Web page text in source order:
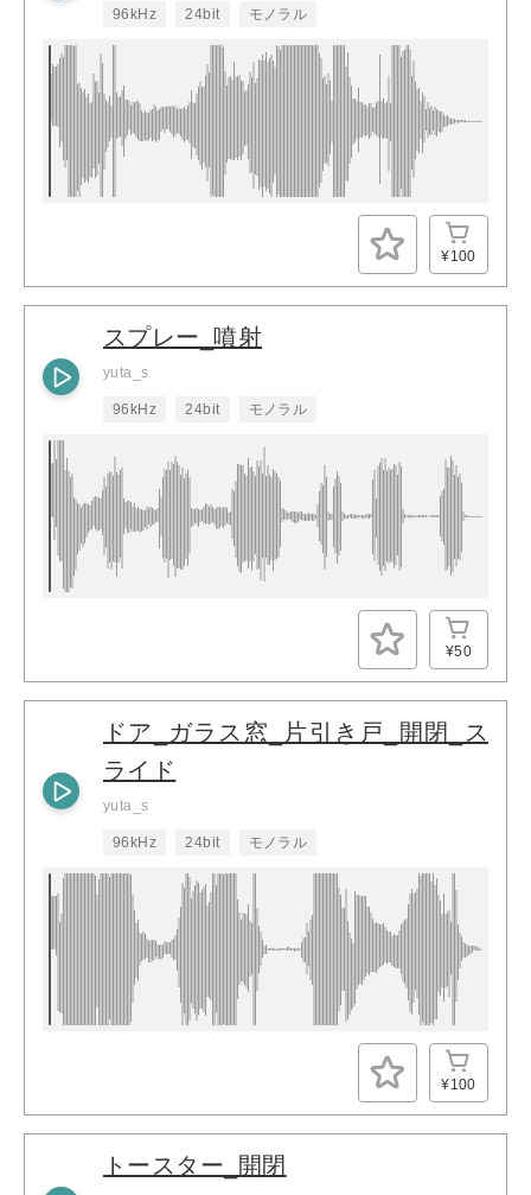
96kHz 24bit モノラル
¥100
スプレー_噴射
yuta_s
96kHz 24bit モノラル
¥50
ドア_ガラス窓_片引き戸_開閉_ス
ライド
yuta_s
96kHz 24bit モノラル
¥100
トースター_開閉